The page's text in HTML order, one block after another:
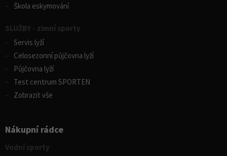
Škola eskymování
SLUŽBY - zimní sporty
Servis lyží
Celosezonní půjčovna lyží
Půjčovna lyží
Test centrum SPORTEN
Zobrazit vše
Nákupní rádce
Vodní sporty